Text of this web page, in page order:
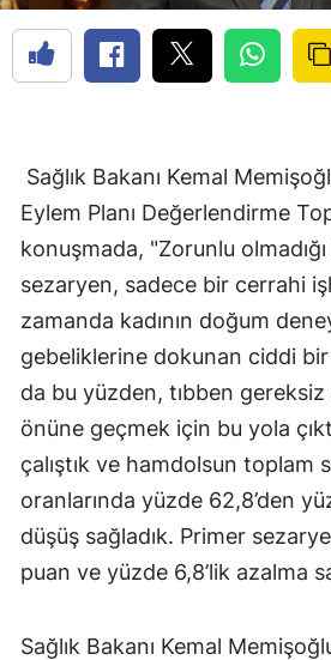
Sağlık Bakanı Kemal
Eylem Planı Değerlendirme
konuşmada, "Zorunlu
sezaryen, sadece bir cerrahi
zamanda kadının doğum
gebeliklerine dokunan ciddi
da bu yüzden, tıbben
önüne geçmek için bu yola
çalıştık ve hamdolsun toplam
oranlarında yüzde 62,8’den
düşüş sağladık. Primer
puan ve yüzde 6,8’lik azalma
Sağlık Bakanı Kemal